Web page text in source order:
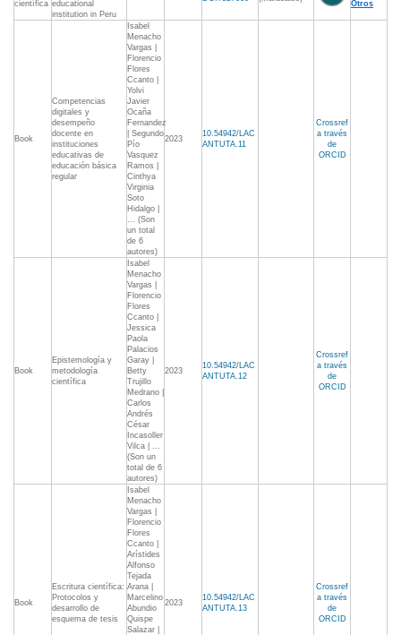
científica educational
institution in Peru
Otros
Book
Competencias
digitales y
desempeño
docente en
instituciones
educativas de
educación básica
regular
Isabel
Menacho
Vargas |
Florencio
Flores
Ccanto |
Yolvi
Javier
Ocaña
Fernandez
| Segundo
Pío
Vasquez
Ramos |
Cinthya
Virginia
Soto
Hidalgo |
... (Son
un total
de 6
autores)
2023
10.54942/LAC
ANTUTA.11
Crossref
a través
de
ORCID
Book
Epistemología y
metodología
científica
Isabel
Menacho
Vargas |
Florencio
Flores
Ccanto |
Jessica
Paola
Palacios
Garay |
Betty
Trujillo
Medrano |
Carlos
Andrés
César
Incasoller
Vilca | ...
(Son un
total de 6
autores)
2023
10.54942/LAC
ANTUTA.12
Crossref
a través
de
ORCID
Book
Escritura científica:
Protocolos y
desarrollo de
esquema de tesis
Isabel
Menacho
Vargas |
Florencio
Flores
Ccanto |
Arístides
Alfonso
Tejada
Arana |
Marcelino
Abundio
Quispe
Salazar |
2023
10.54942/LAC
ANTUTA.13
Crossref
a través
de
ORCID